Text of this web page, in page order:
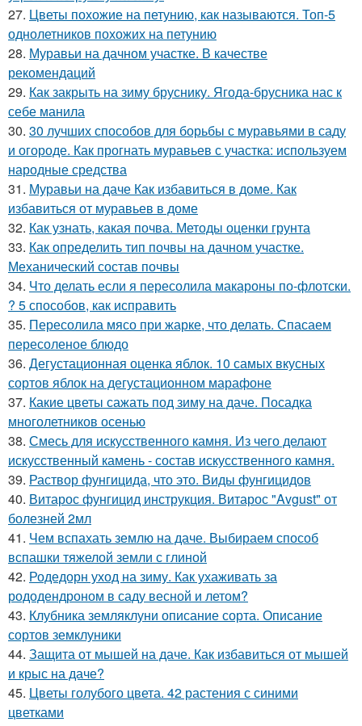
27. Цветы похожие на петунию, как называются. Топ-5
однолетников похожих на петунию
28. Муравьи на дачном участке. В качестве
рекомендаций
29. Как закрыть на зиму бруснику. Ягода-брусника нас к
себе манила
30. 30 лучших способов для борьбы с муравьями в саду
и огороде. Как прогнать муравьев с участка: используем
народные средства
31. Муравьи на даче Как избавиться в доме. Как
избавиться от муравьев в доме
32. Как узнать, какая почва. Методы оценки грунта
33. Как определить тип почвы на дачном участке.
Механический состав почвы
34. Что делать если я пересолила макароны по-флотски.
? 5 способов, как исправить
35. Пересолила мясо при жарке, что делать. Спасаем
пересоленое блюдо
36. Дегустационная оценка яблок. 10 самых вкусных
сортов яблок на дегустационном марафоне
37. Какие цветы сажать под зиму на даче. Посадка
многолетников осенью
38. Смесь для искусственного камня. Из чего делают
искусственный камень - состав искусственного камня.
39. Раствор фунгицида, что это. Виды фунгицидов
40. Витарос фунгицид инструкция. Витарос "Avgust" от
болезней 2мл
41. Чем вспахать землю на даче. Выбираем способ
вспашки тяжелой земли с глиной
42. Родедорн уход на зиму. Как ухаживать за
рододендроном в саду весной и летом?
43. Клубника земляклуни описание сорта. Описание
сортов земклуники
44. Защита от мышей на даче. Как избавиться от мышей
и крыс на даче?
45. Цветы голубого цвета. 42 растения с синими
цветками